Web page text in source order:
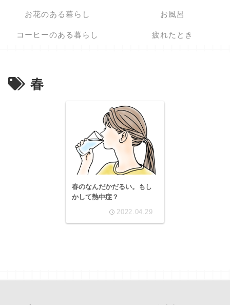
お花のある暮らし お風呂
コーヒーのある暮らし 疲れたとき
春
春のなんだかだるい。もし
かして熱中症？
2022.04.29